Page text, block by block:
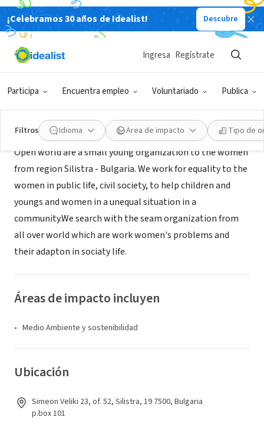
¡Celebramos 30 años de Idealist! Descubre
Participa Encuentra empleo Voluntariado Publica
Ingresa Regístrate
Filtros Idioma Área de impacto Tipo de
ORGANIZACIÓN SIN FIN DE LUCRO
Open world
Acerca de
Open world are a small young organization to the women
from region Silistra - Bulgaria. We work for equality to the
women in public life, civil society, to help children and
youngs and women in a unequal situation in a
community.We search with the seam organization from
all over world which are work women's problems and
their adapton in sociaty life.
Áreas de impacto incluyen
Medio Ambiente y sostenibilidad
Ubicación
Simeon Veliki 23, of. 52, Silistra, 19 7500, Bulgaria
p.box 101